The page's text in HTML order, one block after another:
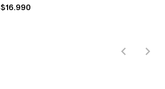
PRICE:
$16.990